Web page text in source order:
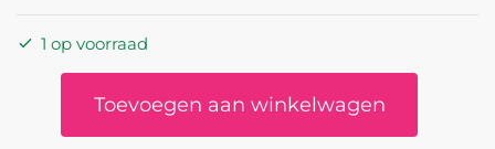
1 op voorraad
Serum
Toevoegen aan winkelwagen